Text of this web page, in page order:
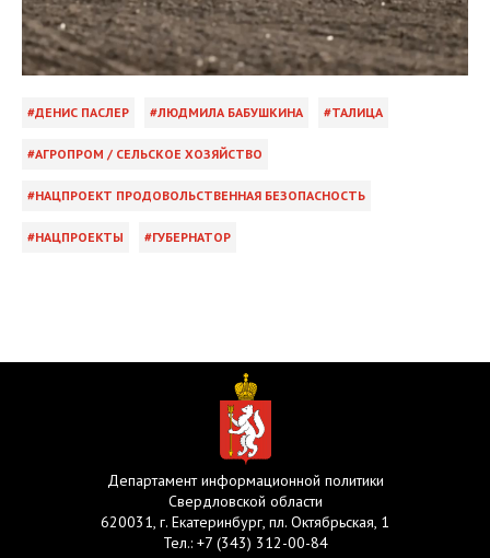
ДЕНИС ПАСЛЕР ЛЮДМИЛА БАБУШКИНА ТАЛИЦА
АГРОПРОМ / СЕЛЬСКОЕ ХОЗЯЙСТВО
НАЦПРОЕКТ ПРОДОВОЛЬСТВЕННАЯ БЕЗОПАСНОСТЬ
НАЦПРОЕКТЫ ГУБЕРНАТОР
Департамент информационной политики
Свердловской области
620031, г. Екатеринбург, пл. Октябрьская, 1
Тел.: +7 (343) 312-00-84